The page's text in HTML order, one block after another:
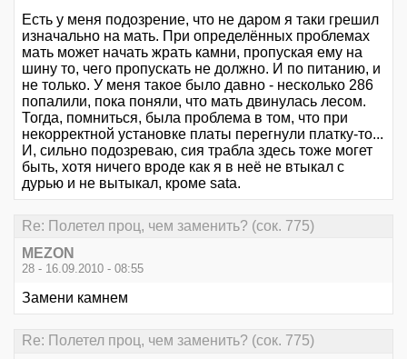
Есть у меня подозрение, что не даром я таки грешил
изначально на мать. При определённых проблемах
мать может начать жрать камни, пропуская ему на
шину то, чего пропускать не должно. И по питанию, и
не только. У меня такое было давно - несколько 286
попалили, пока поняли, что мать двинулась лесом.
Тогда, помниться, была проблема в том, что при
некорректной установке платы перегнули платку-то...
И, сильно подозреваю, сия трабла здесь тоже могет
быть, хотя ничего вроде как я в неё не втыкал с
дурью и не вытыкал, кроме sata.
Re: Полетел проц, чем заменить? (сок. 775)
MEZON
28 - 16.09.2010 - 08:55
Замени камнем
Re: Полетел проц, чем заменить? (сок. 775)